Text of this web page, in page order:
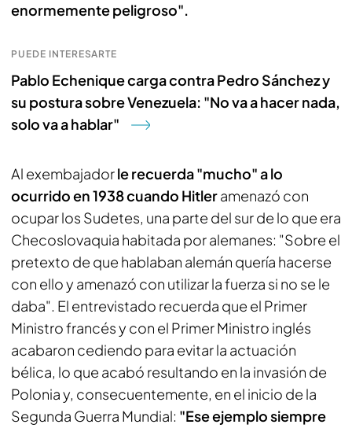
enormemente peligroso".
PUEDE INTERESARTE
Pablo Echenique carga contra Pedro Sánchez y
su postura sobre Venezuela: "No va a hacer nada,
solo va a hablar"
Al exembajadorle recuerda "mucho" a lo
ocurrido en 1938 cuando Hitleramenazó con
ocupar los Sudetes, una parte del sur de lo que era
Checoslovaquia habitada por alemanes: "Sobre el
pretexto de que hablaban alemán quería hacerse
con ello y amenazó con utilizar la fuerza si no se le
daba". El entrevistado recuerda que el Primer
Ministro francés y con el Primer Ministro inglés
acabaron cediendo para evitar la actuación
bélica, lo que acabó resultando en la invasión de
Polonia y, consecuentemente, en el inicio de la
Segunda Guerra Mundial: "Ese ejemplo siempre